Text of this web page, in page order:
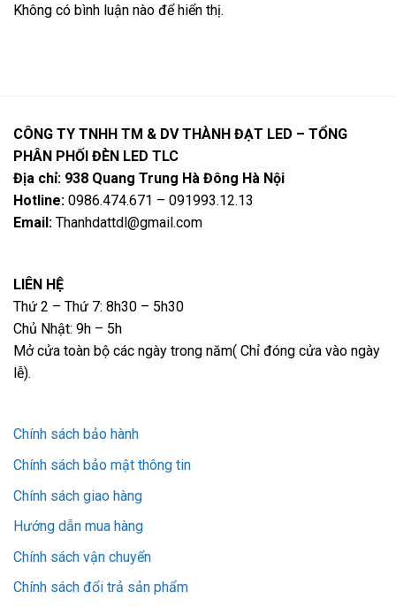
Không có bình luận nào để hiển thị.
CÔNG TY TNHH TM & DV THÀNH ĐẠT LED – TỔNG
PHÂN PHỐI ĐÈN LED TLC
Địa chỉ: 938 Quang Trung Hà Đông Hà Nội
Hotline: 0986.474.671 – 091993.12.13
Email: Thanhdattdl@gmail.com
LIÊN HỆ
Thứ 2 – Thứ 7: 8h30 – 5h30
Chủ Nhật: 9h – 5h
Mở cửa toàn bộ các ngày trong năm( Chỉ đóng cửa vào ngày
lễ).
Chính sách bảo hành
Chính sách bảo mật thông tin
Chính sách giao hàng
Hướng dẫn mua hàng
Chính sách vận chuyển
Chính sách đổi trả sản phẩm